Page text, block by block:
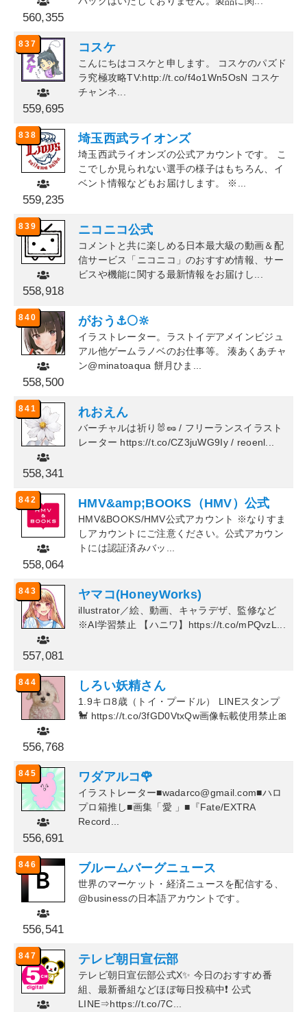
560,355
837
559,695
コスケ
こんにちはコスケと申します。 コスケのパズド
ラ究極攻略TV:http://t.co/f4o1Wn5OsN コスケ
チャンネ...
838
559,235
埼玉西武ライオンズ
埼玉西武ライオンズの公式アカウントです。 こ
こでしか見られない選手の様子はもちろん、イ
ベント情報などもお届けします。 ※...
839
558,918
ニコニコ公式
コメントと共に楽しめる日本最大級の動画＆配
信サービス「ニコニコ」のおすすめ情報、サー
ビスや機能に関する最新情報をお届けし...
840
558,500
がおう⚓🌕🔆
イラストレーター。ラストイデアメインビジュ
アル他ゲームラノベのお仕事等。 湊あくあチャ
ン@minatoaqua 餅月ひま...
841
558,341
れおえん
バーチャルは祈り🐰🥜 / フリーランスイラスト
レーター https://t.co/CZ3juWG9Iy / reoenl...
842
558,064
HMV&amp;BOOKS（HMV）公式
HMV&BOOKS/HMV公式アカウント ※なりすま
しアカウントにご注意ください。公式アカウン
トには認証済みバッ...
843
557,081
ヤマコ(HoneyWorks)
illustrator／絵、動画、キャラデザ、監修など
※AI学習禁止 【ハニワ】https://t.co/mPQvzL...
844
556,768
しろい妖精さん
1.9キロ8歳（トイ・プードル） LINEスタンプ
🐩 https://t.co/3fGD0VtxQw画像転載使用禁止🎀
845
556,691
ワダアルコ🌹
イラストレーター■wadarco@gmail.com■ハロ
プロ箱推し■画集「愛 」■『Fate/EXTRA
Record...
846
556,541
ブルームバーグニュース
世界のマーケット・経済ニュースを配信する、
@businessの日本語アカウントです。
847 テレビ朝日宣伝部
テレビ朝日宣伝部公式X✨ 今日のおすすめ番
組、最新番組などほぼ毎日投稿中❗ 公式
LINE⇒https://t.co/7C...